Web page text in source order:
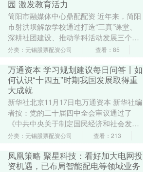
园 激发教育活力
简阳市融媒体中心鼎配配资 近年来，简阳
市射洪坝解放学校通过打造“三真”课堂、
深耕社团建设、推动学科活动发展三个主
要维度，着力构建“妙”趣校园，激发教育
分类：无锡股票配资公司 查看：85
万通资本 学习规划建议每日问答丨如
何认识“十四五”时期我国发展取得重
大成就
新华社北京11月17日电万通资本 新华社编
者按：党的二十届四中全会审议通过了
《中共中央关于制定国民经济和社会发展
第十五个五年规划的建议》。《建议》准
分类：无锡股票配资公司 查看：213
凤凰策略 聚星科技：看好加大电网投
资机遇，已布局智能配电等领域业务